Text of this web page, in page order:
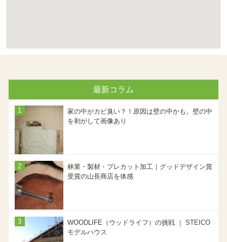
最新コラム
家の中がカビ臭い？！原因は壁の中かも。壁の中
を剥がして画像あり
林業・製材・プレカット加工｜グッドデザイン賞
受賞の山長商店を体感
WOODLIFE（ウッドライフ）の挑戦 ｜ STEICO
モデルハウス